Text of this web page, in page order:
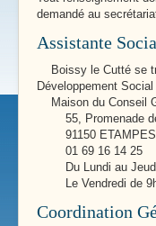
demandé au
Assistante
Boissy le Cutté se
Développement
Maison du Conseil
55, Promenade
91150 ETAMPES
01 69 16 14 25
Du Lundi au Jeudi
Le Vendredi de
Coordination